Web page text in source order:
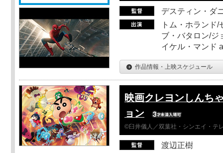
デスティン・ダ
トム・ホランド
ブ・バタロン/ジ
イケル・マンド
作品情報・上映スケジュール
映画クレヨンしんち
ョン
©臼井儀人／双葉社・シンエイ・テ
渡辺正樹